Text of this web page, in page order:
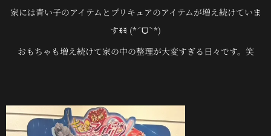
家には青い子のアイテムとプリキュアのアイテムが増え続けていま
すꉂꉂ (*ˊᗜˋ*)
おもちゃも増え続けて家の中の整理が大変すぎる日々です。笑